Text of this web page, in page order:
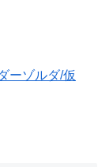
ーゾルダ/仮